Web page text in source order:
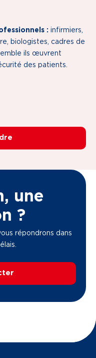
: infirmiers,
biologistes, cadres de
ils œuvrent
des patients.
une
?
répondrons dans